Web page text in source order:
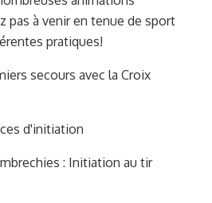
pas à venir en tenue de sport
pratiques!
secours avec la Croix
d'initiation
: Initiation au tir